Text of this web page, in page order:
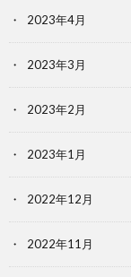
2023年4月
2023年3月
2023年2月
2023年1月
2022年12月
2022年11月